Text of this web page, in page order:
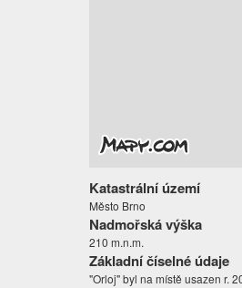
Katastrální území
Město Brno
Nadmořská výška
210 m.n.m.
Základní číselné údaje
"Orloj" byl na místě usazen r.